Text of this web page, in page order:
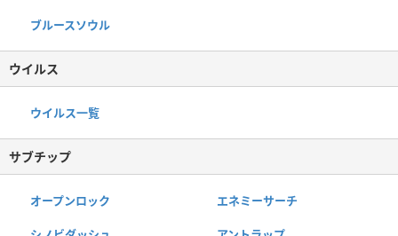
ブルースソウル
ウイルス
ウイルス一覧
サブチップ
オープンロック エネミーサーチ